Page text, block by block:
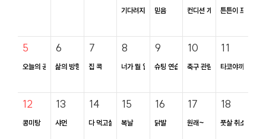
튼튼이 프로젝트
컨디션 개선
믿음
기다려지는 1일
5 6 7 8 9 10 11
타코야끼 회동
축구 관람
슈팅 연습
너가 뭘 알아
집 콕
삶의 방향
오늘의 공부
12 13 14 15 16 17 18
풋살 취소와 소
원래~
닭발
복날
다 먹고살자고 하는 일
샤먼
콩미탕